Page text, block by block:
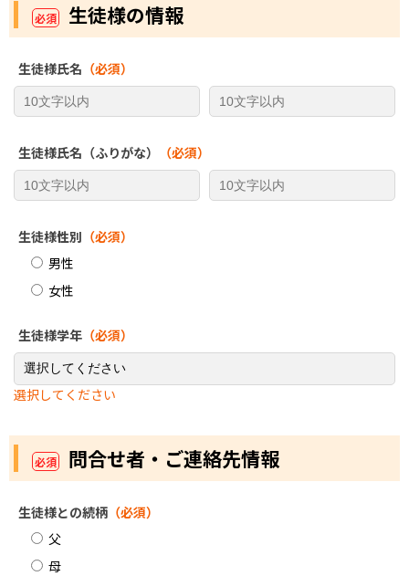
必須 生徒様の情報
生徒様氏名 （必須）
生徒様氏名（ふりがな） （必須）
生徒様性別 （必須）
男性
女性
生徒様学年 （必須）
選択してください
必須 問合せ者・ご連絡先情報
生徒様との続柄 （必須）
父
母